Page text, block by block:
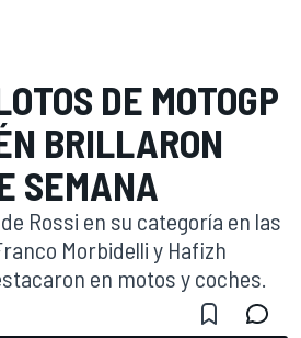
DE MOTOGP
BRILLARON
SEMANA
Rossi en su categoría en las
Morbidelli y Hafizh
en motos y coches.